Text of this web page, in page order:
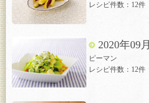
レシピ件数：12件
2020年09
ピーマン
レシピ件数：12件